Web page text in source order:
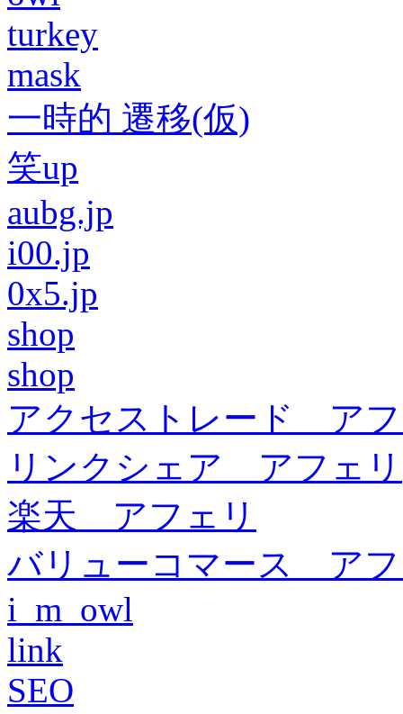
turkey
mask
一時的 遷移(仮)
笑up
aubg.jp
i00.jp
0x5.jp
shop
shop
アクセストレード ア
リンクシェア アフェリ
楽天 アフェリ
バリューコマース ア
i_m_owl
link
SEO